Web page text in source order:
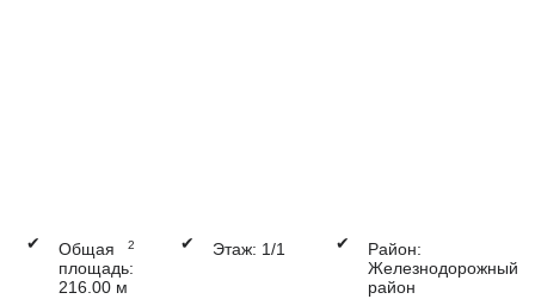
✔
Общая
площадь:
216.00 м
2 ✔ Этаж: 1/1 ✔
Район:
Железнодорожный
район